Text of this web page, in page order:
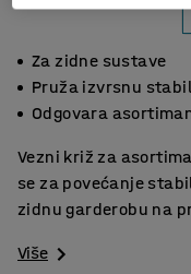
Za zidne sustave
Pruža izvrsnu
Odgovara
Vezni križ za
se za povećanje
zidnu garderobu na
Više